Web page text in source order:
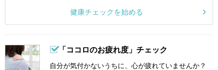
健康チェックを始める
「ココロのお疲れ度」チェック
自分が気付かないうちに、心が疲れていませんか？